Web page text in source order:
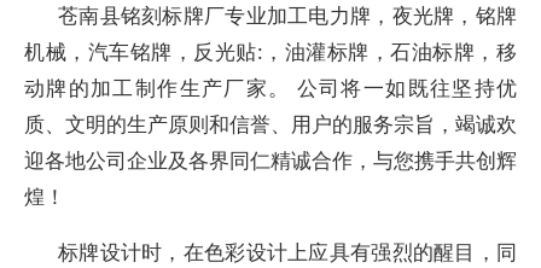
苍南县铭刻标牌厂专业加工电力牌，夜光牌，铭牌
机械，汽车铭牌，反光贴:，油灌标牌，石油标牌，移
动牌的加工制作生产厂家。 公司将一如既往坚持优
质、文明的生产原则和信誉、用户的服务宗旨，竭诚欢
迎各地公司企业及各界同仁精诚合作，与您携手共创辉
煌！
标牌设计时，在色彩设计上应具有强烈的醒目，同